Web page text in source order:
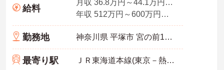
給料
月収 36.8万円～44.1万円程度 諸手当込
年収 512万円～600万円程度 ※想定年収
勤務地 神奈川県 平塚市 宮の前11-24
最寄り駅 ＪＲ東海道本線(東京－熱海)「平塚駅」徒歩8分